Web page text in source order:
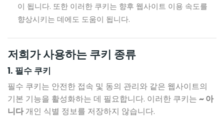
이 됩니다. 또한 이러한 쿠키는 향후 웹사이트 이용 속도를
향상시키는 데에도 도움이 됩니다.
저희가 사용하는 쿠키 종류
1. 필수 쿠키
필수 쿠키는 안전한 접속 및 동의 관리와 같은 웹사이트의
기본 기능을 활성화하는 데 필요합니다. 이러한 쿠키는 ~ 아
니다개인 식별 정보를 저장하지 않습니다.